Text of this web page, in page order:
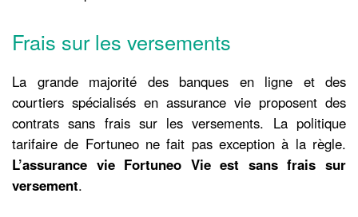
Frais sur les versements
La grande majorité des banques en ligne et des
courtiers spécialisés en assurance vie proposent des
contrats sans frais sur les versements. La politique
tarifaire de Fortuneo ne fait pas exception à la règle.
L’assurance vie Fortuneo Vie est sans frais sur
versement.